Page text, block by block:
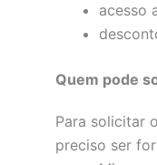
acesso
Quem pode
Para solicitar
preciso ser